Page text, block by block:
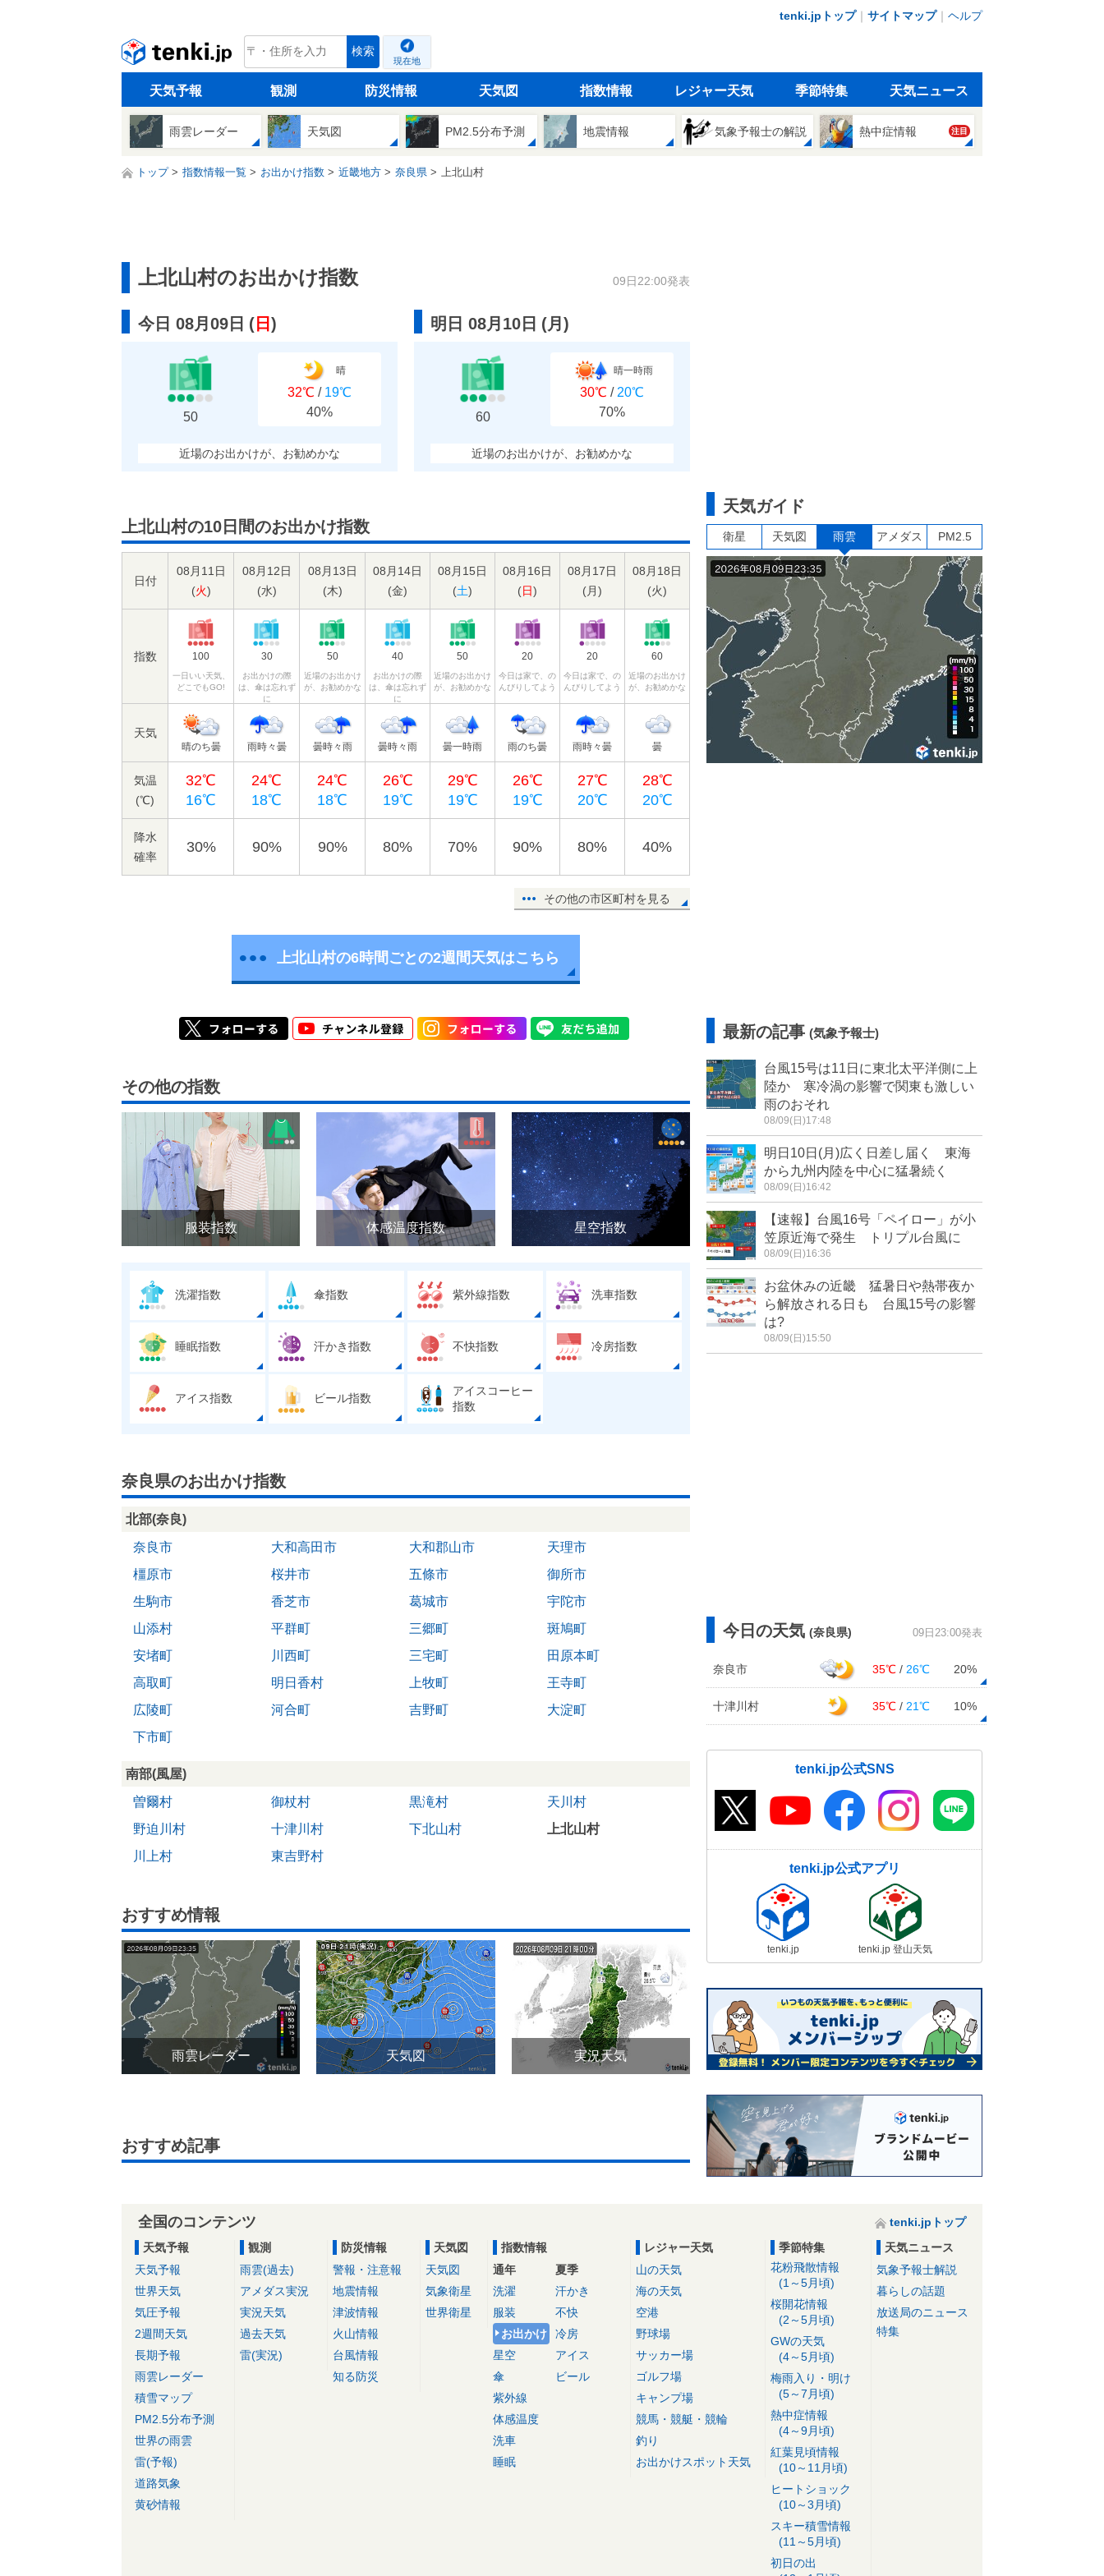
tenki.jpトップ｜ サイトマップ｜ ヘルプ
tenki.jp 検索
現在地
天気予報 観測 防災情報 天気図 指数情報 レジャー天気 季節特集 天気ニュース
雨雲レーダー 天気図 PM2.5分布予測 地震情報 気象予報士の解説 熱中症情報 注目
トップ 指数情報一覧 お出かけ指数 近畿地方 奈良県 上北山村
上北山村のお出かけ指数 09日22:00発表
今日 08月09日 ( 日 )
50
晴
32℃ / 19℃
40%
近場のお出かけが、お勧めかな
明日 08月10日 (月 )
60
晴一時雨
30℃ / 20℃
70%
近場のお出かけが、お勧めかな
上北山村の10日間のお出かけ指数
日付
08月11日
(火)
08月12日
(水)
08月13日
(木)
08月14日
(金)
08月15日
(土)
08月16日
(日)
08月17日
(月)
08月18日
(火)
指数 100
一日いい天気、
どこでもGO!
30
お出かけの際
は、傘は忘れず
に
50
近場のお出かけ
が、お勧めかな
40
お出かけの際
は、傘は忘れず
に
50
近場のお出かけ
が、お勧めかな
20
今日は家で、の
んびりしてよう
20
今日は家で、の
んびりしてよう
60
近場のお出かけ
が、お勧めかな
天気
晴のち曇 雨時々曇 曇時々雨 曇時々雨 曇一時雨 雨のち曇 雨時々曇 曇
気温
(℃)
32℃
16℃
24℃
18℃
24℃
18℃
26℃
19℃
29℃
19℃
26℃
19℃
27℃
20℃
28℃
20℃
降水
確率
30% 90% 90% 80% 70% 90% 80% 40%
その他の市区町村を見る
上北山村の6時間ごとの2週間天気はこちら
その他の指数
服装指数 体感温度指数 星空指数
洗濯指数 傘指数 紫外線指数 洗車指数
睡眠指数 汗かき指数 不快指数 冷房指数
アイス指数 ビール指数
アイスコーヒー
指数
奈良県のお出かけ指数
北部(奈良)
奈良市
大和高田市 大和郡山市
天理市
橿原市
桜井市 五條市
御所市
生駒市
香芝市 葛城市
宇陀市
山添村
平群町 三郷町
斑鳩町
安堵町
川西町 三宅町
田原本町
高取町
明日香村 上牧町
王寺町
広陵町
河合町 吉野町
大淀町
下市町
南部(風屋)
曽爾村
御杖村 黒滝村
天川村
野迫川村
十津川村 下北山村
上北山村
川上村
東吉野村
おすすめ情報
雨雲レーダー 天気図 実況天気
おすすめ記事
天気ガイド
衛星 天気図 雨雲 アメダス PM2.5
最新の記事 (気象予報士)
台風15号は11日に東北太平洋側に上
陸か 寒冷渦の影響で関東も激しい
雨のおそれ
08/09(日)17:48
明日10日(月)広く日差し届く 東海
から九州内陸を中心に猛暑続く
08/09(日)16:42
【速報】台風16号「ペイロー」が小
笠原近海で発生 トリプル台風に
08/09(日)16:36
お盆休みの近畿 猛暑日や熱帯夜か
ら解放される日も 台風15号の影響
は?
08/09(日)15:50
今日の天気 (奈良県) 09日23:00発表
奈良市 35℃ / 26℃ 20%
十津川村 35℃ / 21℃ 10%
tenki.jp公式SNS
tenki.jp公式アプリ
tenki.jp tenki.jp 登山天気
全国のコンテンツ
tenki.jpトップ
天気予報
天気予報
世界天気
気圧予報
2週間天気
長期予報
雨雲レーダー
積雪マップ
PM2.5分布予測
世界の雨雲
雷(予報)
道路気象
黄砂情報
観測
雨雲(過去)
アメダス実況
実況天気
過去天気
雷(実況)
防災情報
警報・注意報
地震情報
津波情報
火山情報
台風情報
知る防災
天気図
天気図
気象衛星
世界衛星
指数情報
通年
洗濯
服装
お出かけ
星空
傘
紫外線
体感温度
洗車
睡眠
夏季
汗かき
不快
冷房
アイス
ビール
レジャー天気
山の天気
海の天気
空港
野球場
サッカー場
ゴルフ場
キャンプ場
競馬・競艇・競輪
釣り
お出かけスポット天気
季節特集
花粉飛散情報
(1～5月頃)
桜開花情報
(2～5月頃)
GWの天気
(4～5月頃)
梅雨入り・明け
(5～7月頃)
熱中症情報
(4～9月頃)
紅葉見頃情報
(10～11月頃)
ヒートショック
(10～3月頃)
スキー積雪情報
(11～5月頃)
初日の出
天気ニュース
気象予報士解説
暮らしの話題
放送局のニュース
特集